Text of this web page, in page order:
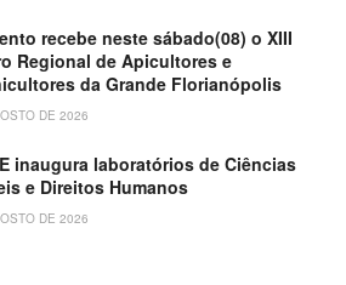
recebe neste sábado(08) o XIII
Regional de Apicultores e
da Grande Florianópolis
DE 2026
inaugura laboratórios de Ciências
e Direitos Humanos
DE 2026